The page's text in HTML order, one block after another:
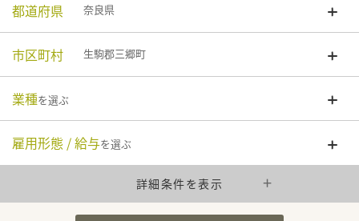
都道府県 奈良県
市区町村 生駒郡三郷町
業種を選ぶ
雇用形態 / 給与を選ぶ
詳細条件を表示